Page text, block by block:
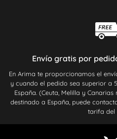
Envío gratis por
En Arima te proporcionamos el
y cuando el pedido sea superior a
España. (Ceuta, Melilla y
destinado a España, puede
tarifa del